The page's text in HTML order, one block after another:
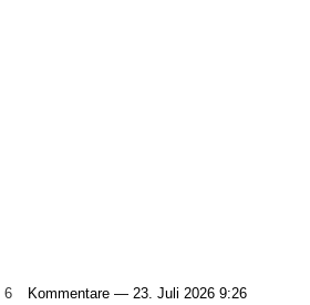
6 Kommentare — 23. Juli 2026 9:26